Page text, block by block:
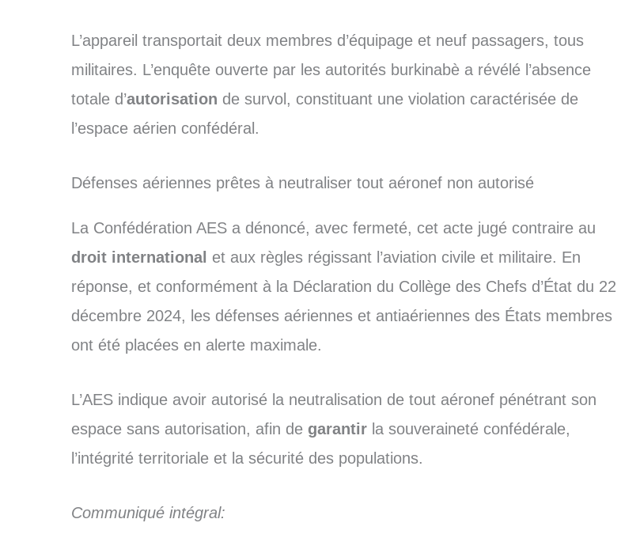
L’appareil transportait deux membres d’équipage et neuf passagers, tous
militaires. L’enquête ouverte par les autorités burkinabè a révélé l’absence
totale d’autorisation de survol, constituant une violation caractérisée de
l’espace aérien confédéral.
Défenses aériennes prêtes à neutraliser tout aéronef non autorisé
La Confédération AES a dénoncé, avec fermeté, cet acte jugé contraire au
droit international et aux règles régissant l’aviation civile et militaire. En
réponse, et conformément à la Déclaration du Collège des Chefs d’État du 22
décembre 2024, les défenses aériennes et antiaériennes des États membres
ont été placées en alerte maximale.
L’AES indique avoir autorisé la neutralisation de tout aéronef pénétrant son
espace sans autorisation, afin de garantirla souveraineté confédérale,
l’intégrité territoriale et la sécurité des populations.
Communiqué intégral: